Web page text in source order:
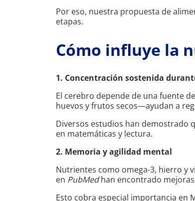
Por eso, nuestra propuesta de
etapas.
Cómo influye la
1. Concentración sostenida
El cerebro depende de una fuente
huevos y frutos secos—ayudan a
Diversos estudios han demostrado
en matemáticas y lectura.
2. Memoria y agilidad mental
Nutrientes como omega-3, hierro y
en PubMedhan encontrado mejoras
Esto cobra especial importancia en